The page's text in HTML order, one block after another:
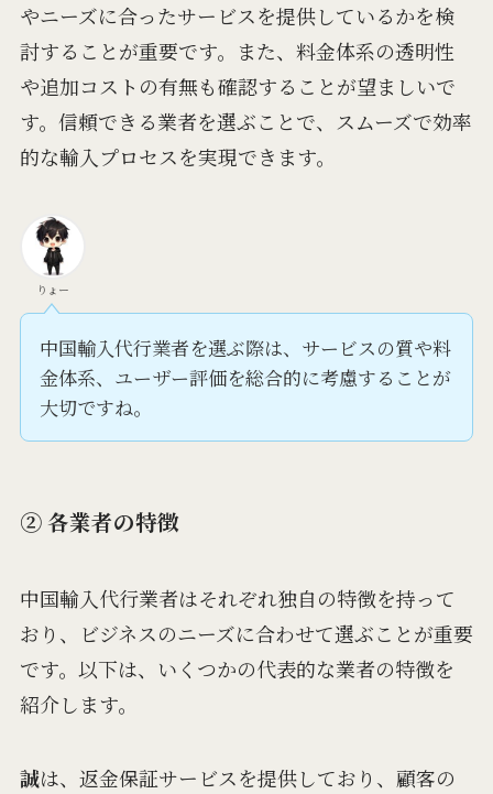
やニーズに合ったサービスを提供しているかを検
討することが重要です。また、料金体系の透明性
や追加コストの有無も確認することが望ましいで
す。信頼できる業者を選ぶことで、スムーズで効率
的な輸入プロセスを実現できます。
りょー
中国輸入代行業者を選ぶ際は、サービスの質や料
金体系、ユーザー評価を総合的に考慮することが
大切ですね。
② 各業者の特徴
中国輸入代行業者はそれぞれ独自の特徴を持って
おり、ビジネスのニーズに合わせて選ぶことが重要
です。以下は、いくつかの代表的な業者の特徴を
紹介します。
誠は、返金保証サービスを提供しており、顧客の